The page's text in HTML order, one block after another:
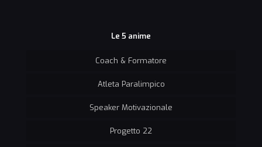
Le 5 anime
Coach & Formatore
Atleta Paralimpico
Speaker Motivazionale
Progetto 22